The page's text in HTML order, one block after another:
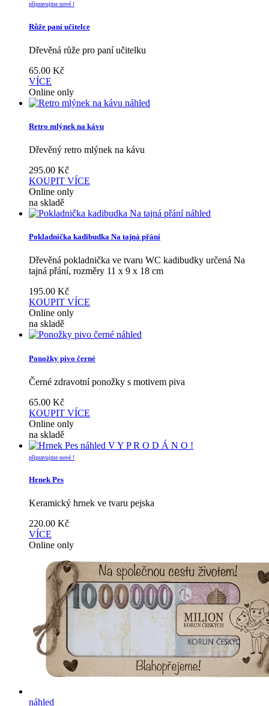
připravujme nové !
Růže paní učitelce
Dřevěná růže pro paní učitelku
65.00 Kč
VÍCE
Online only
náhled
Retro mlýnek na kávu
Dřevěný retro mlýnek na kávu
295.00 Kč
KOUPIT VÍCE
Online only
na skladě
náhled
Pokladnička kadibudka Na tajná přání
Dřevěná pokladnička ve tvaru WC kadibudky určená Na
tajná přání, rozměry 11 x 9 x 18 cm
195.00 Kč
KOUPIT VÍCE
Online only
na skladě
náhled
Ponožky pivo černé
Černé zdravotní ponožky s motivem piva
65.00 Kč
KOUPIT VÍCE
Online only
na skladě
náhled V Y P R O D Á N O !
připravujme nové !
Hrnek Pes
Keramický hrnek ve tvaru pejska
220.00 Kč
VÍCE
Online only
náhled